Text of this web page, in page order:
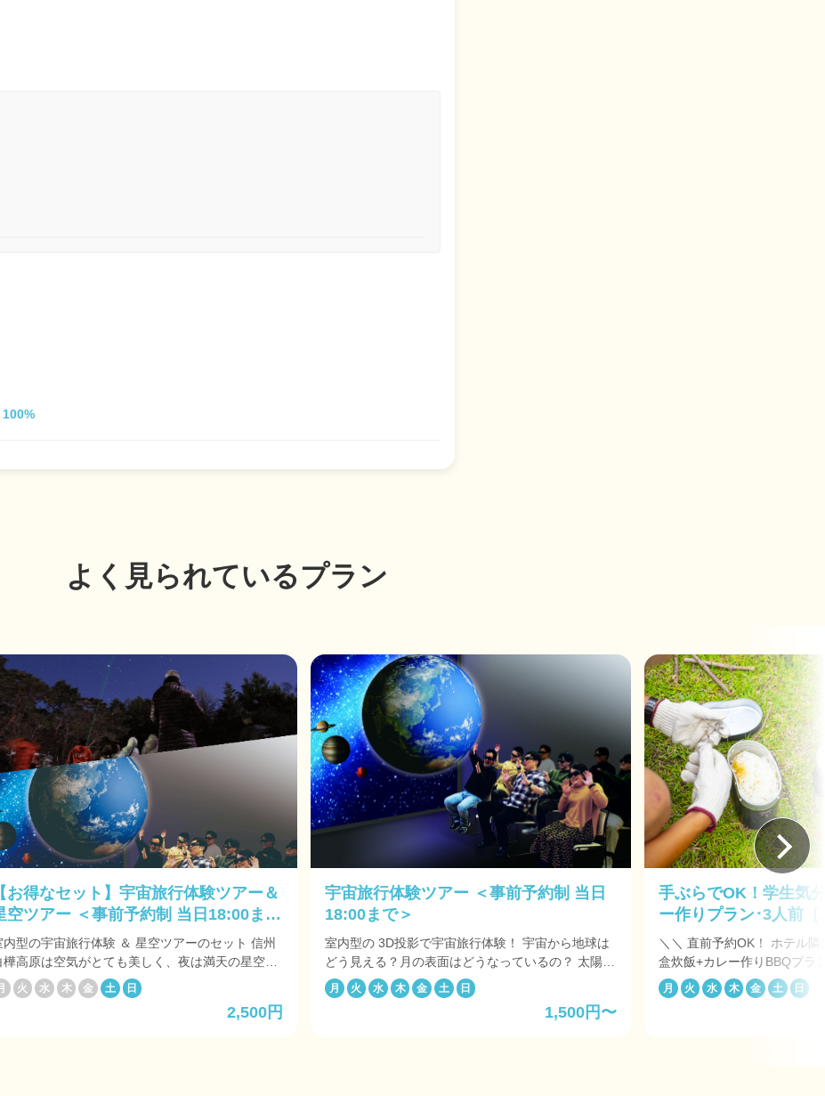
100%
よく見られているプラン
【お得なセット】宇宙旅行体験ツアー＆
空ツアー ＜事前予約制 当日18:00まで
型の宇宙旅行体験 ＆ 星空ツアーのセット 信州
樺高原は空気がとても美しく、夜は満天の星空に
まれます！ そんな星空の世界を当ホテルスタッ
、星空案内の資格を持った案内人が望遠鏡や双眼
を使ってご案内致します。 大自然での癒しの時間
火 水 木 金 土 日
2,500円
宇宙旅行体験ツアー ＜事前予約制 当日
18:00まで＞
室内型の 3D投影で宇宙旅行体験！ 宇宙から地球は
どう見える？月の表面はどうなっているの？ 太陽系
で一番大きな山脈は、火星にあるの？ 一番遠い宇宙
の端はどんな風になっているの？ 天の川に宇宙船で
月 火 水 木 金 土 日
1,500円〜
手ぶらでOK！学生気
ー作りプラン･3人前
プ］）
＼＼ 直前予約OK！ ホテル
盒炊飯+カレー作りBBQプラン ／／ ご利
間前までご予約可能な、直
ックや公園に遊びに行くよ
月 火 水 木 金 土 日